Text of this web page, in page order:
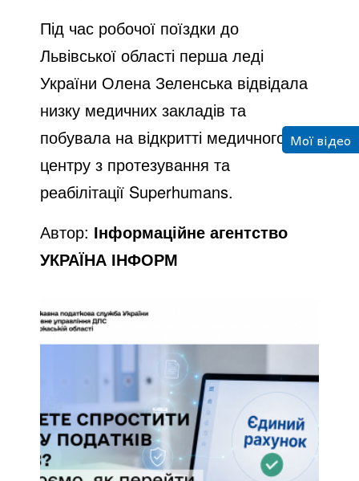
y
V
i
d
e
o
Під час робочої поїздки до
Львівської області перша леді
України Олена Зеленська відвідала
низку медичних закладів та
побувала на відкритті медичного
центру з протезування та
реабілітації Superhumans.
Автор: Інформаційне агентство
УКРАЇНА ІНФОРМ
Мої відео